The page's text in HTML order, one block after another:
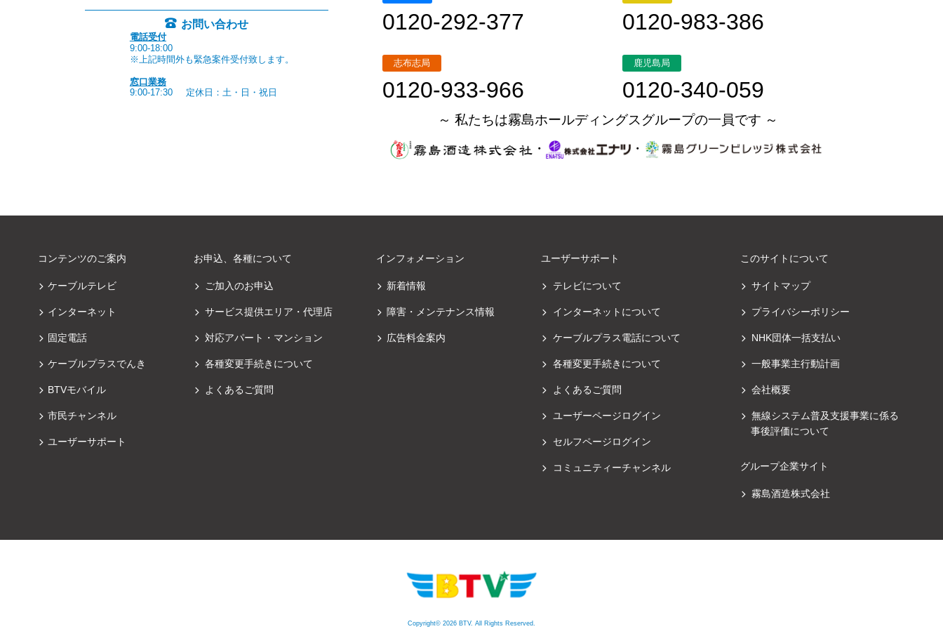
お問い合わせ
電話受付
9:00-18:00
※上記時間外も緊急案件受付致します。
窓口業務
9:00-17:30
定休日：土・日・祝日
0120-292-377 0120-983-386
志布志局
0120-933-966
鹿児島局
0120-340-059
～ 私たちは霧島ホールディングスグループの一員です ～
・
・
コンテンツのご案内
ケーブルテレビ
インターネット
固定電話
ケーブルプラスでんき
BTVモバイル
市民チャンネル
ユーザーサポート
お申込、各種について
ご加入のお申込
サービス提供エリア・代理店
対応アパート・マンション
各種変更手続きについて
よくあるご質問
インフォメーション
新着情報
障害・メンテナンス情報
広告料金案内
ユーザーサポート
テレビについて
インターネットについて
ケーブルプラス電話について
各種変更手続きについて
よくあるご質問
ユーザーページログイン
セルフページログイン
コミュニティーチャンネル
このサイトについて
サイトマップ
プライバシーポリシー
NHK団体一括支払い
一般事業主行動計画
会社概要
無線システム普及支援事業に係る
事後評価について
グループ企業サイト
霧島酒造株式会社
Copyright© 2026 BTV. All Rights Reserved.